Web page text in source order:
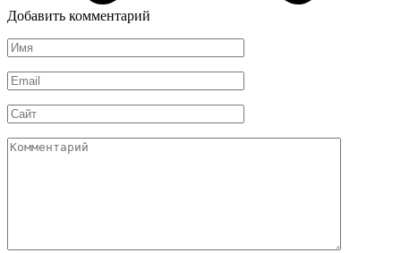
Добавить комментарий
Имя
*
Email
*
Сайт
Комментарий